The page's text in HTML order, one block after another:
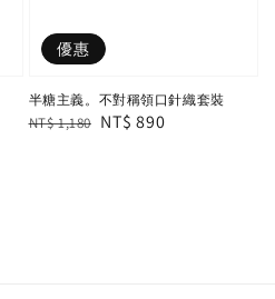
優惠
半糖主義。不對稱領口針織套裝
Regular
NT$ 1,180 Sale
NT$ 890